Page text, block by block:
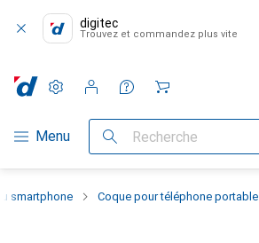
digitec
Trouvez et commandez plus vite
Navigation par catégorie
Menu Recherche
Paramètres
Compte client
Listes de comparaison
Listes d'envies
Panier
smartphone Coque pour téléphone portable